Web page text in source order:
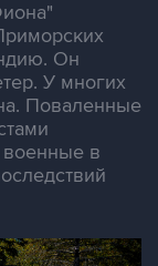
Он
У многих
Поваленные
в